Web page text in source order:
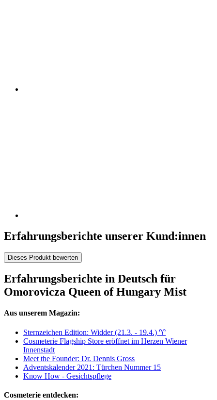
Erfahrungsberichte unserer Kund:innen
Dieses Produkt bewerten
Erfahrungsberichte in Deutsch für
Omorovicza Queen of Hungary Mist
Aus unserem Magazin:
Sternzeichen Edition: Widder (21.3. - 19.4.) ♈︎
Cosmeterie Flagship Store eröffnet im Herzen Wiener
Innenstadt
Meet the Founder: Dr. Dennis Gross
Adventskalender 2021: Türchen Nummer 15
Know How - Gesichtspflege
Cosmeterie entdecken: